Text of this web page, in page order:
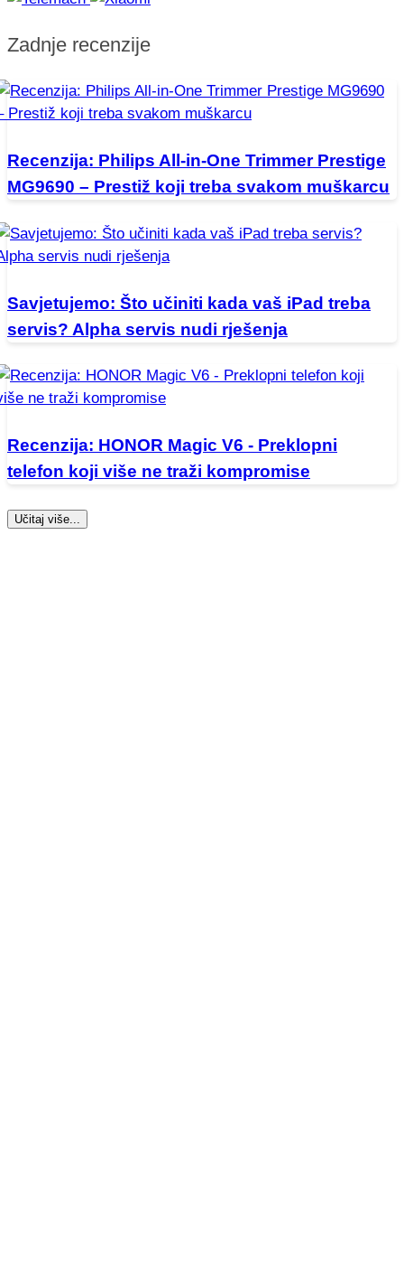
Zadnje recenzije
Recenzija: Philips All-in-One Trimmer Prestige
MG9690 – Prestiž koji treba svakom muškarcu
Savjetujemo: Što učiniti kada vaš iPad treba
servis? Alpha servis nudi rješenja
Recenzija: HONOR Magic V6 - Preklopni
telefon koji više ne traži kompromise
Učitaj više...